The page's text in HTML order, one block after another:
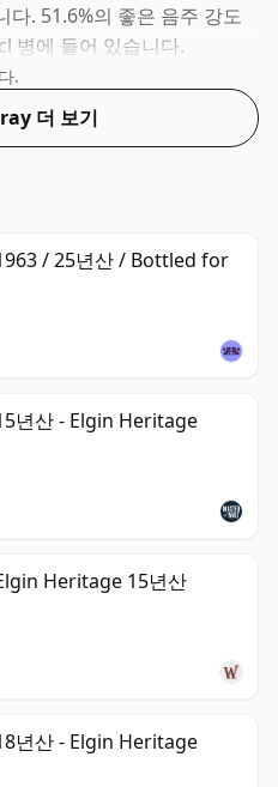
다. 51.6%의 좋은 음주 강도
병에 들어 있습니다.
.
더 보기
/ 25년산 / Bottled for
년산 - Elgin Heritage
Heritage 15년산
년산 - Elgin Heritage